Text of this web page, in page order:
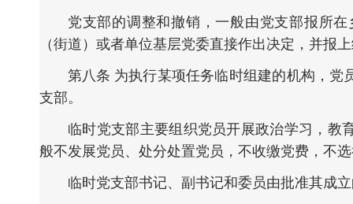
党支部的调整和撤销，一般由党支部报所
（街道）或者单位基层党委直接作出决定，并报
第八条 为执行某项任务临时组建的机构，
支部。
临时党支部主要组织党员开展政治学习，教
般不发展党员、处分处置党员，不收缴党费，不
临时党支部书记、副书记和委员由批准其成